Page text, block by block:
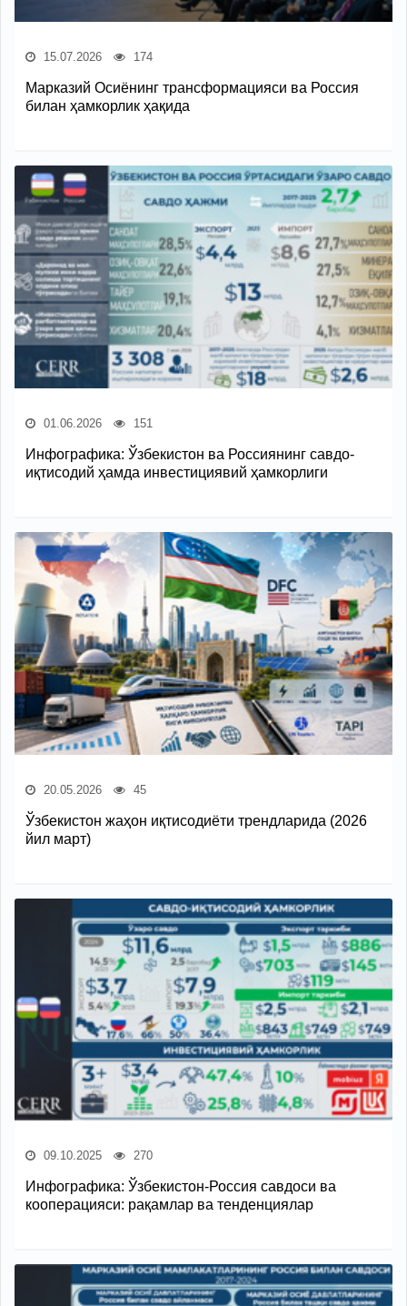
15.07.2026 174
Марказий Осиёнинг трансформацияси ва Россия
билан ҳамкорлик ҳақида
01.06.2026 151
Инфографика: Ўзбекистон ва Россиянинг савдо-
иқтисодий ҳамда инвестициявий ҳамкорлиги
20.05.2026 45
Ўзбекистон жаҳон иқтисодиёти трендларида (2026
йил март)
09.10.2025 270
Инфографика: Ўзбекистон-Россия савдоси ва
кооперацияси: рақамлар ва тенденциялар